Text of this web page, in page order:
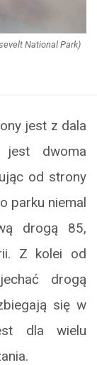
National Park)
jest z dala
jest dwoma
od strony
parku niemal
drogą 85,
Z kolei od
drogą
się w
dla wielu